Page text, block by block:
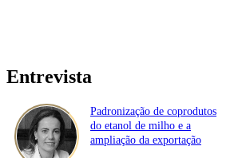
Entrevista
Padronização de coprodutos
do etanol de milho e a
ampliação da exportação